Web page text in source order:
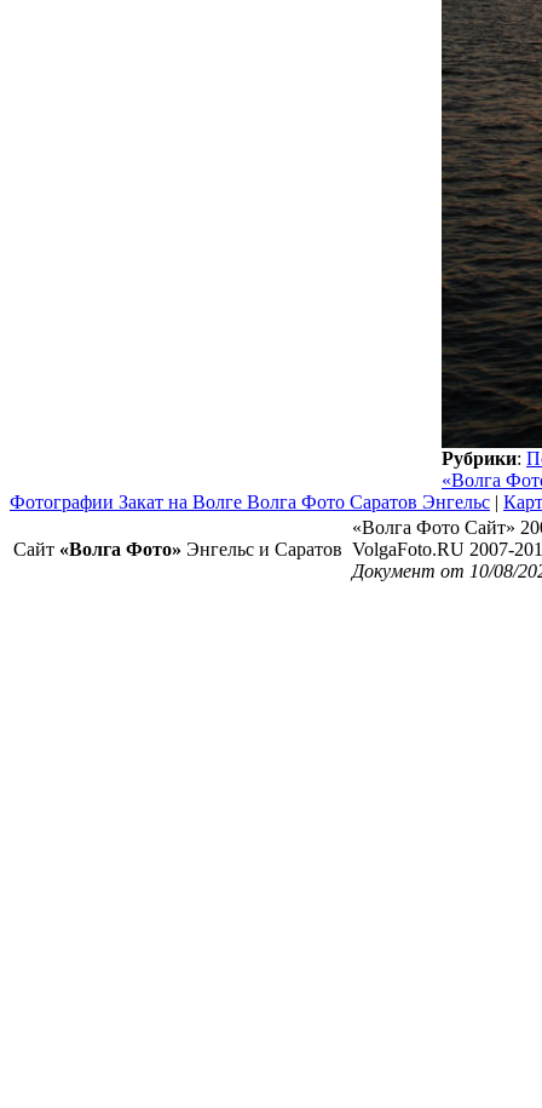
Рубрики:
«Волга
Фотографии Закат на Волге Волга Фото Саратов Энгельс |
Сайт «Волга Фото» Энгельс и Саратов
«Волга Фото Сайт»
VolgaFoto.RU 2007-
Документ от 10/08/